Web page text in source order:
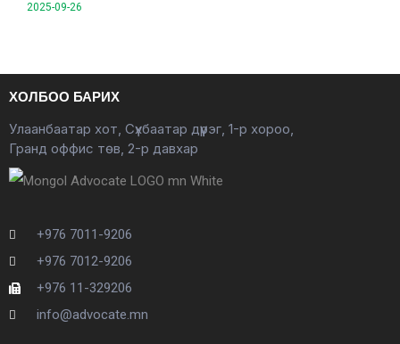
2025-09-26
ХОЛБОО БАРИХ
Улаанбаатар хот, Сүхбаатар дүүрэг, 1-р хороо,
Гранд оффис төв, 2-р давхар
+976 7011-9206
+976 7012-9206
+976 11-329206
info@advocate.mn